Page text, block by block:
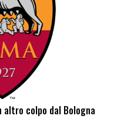
altro colpo dal Bologna